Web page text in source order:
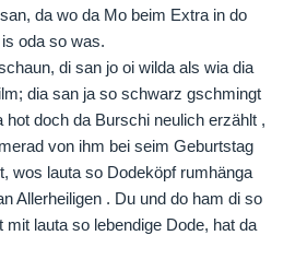
da wo da Mo beim Extra in do
oda so was.
di san jo oi wilda als wia dia
dia san ja so schwarz gschmingt
hot doch da Burschi neulich erzählt ,
von ihm bei seim Geburtstag
wos lauta so Dodeköpf rumhänga
Allerheiligen . Du und do ham di so
mit lauta so lebendige Dode, hat da